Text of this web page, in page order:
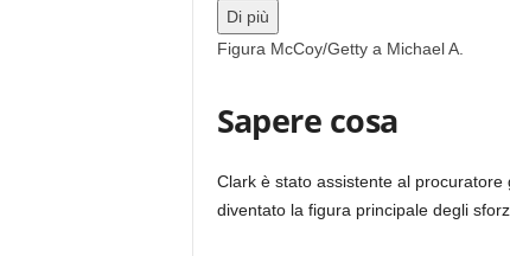
Di più
Figura McCoy/Getty a Michael A.
Sapere cosa
Clark è stato assistente al
diventato la figura principale degli